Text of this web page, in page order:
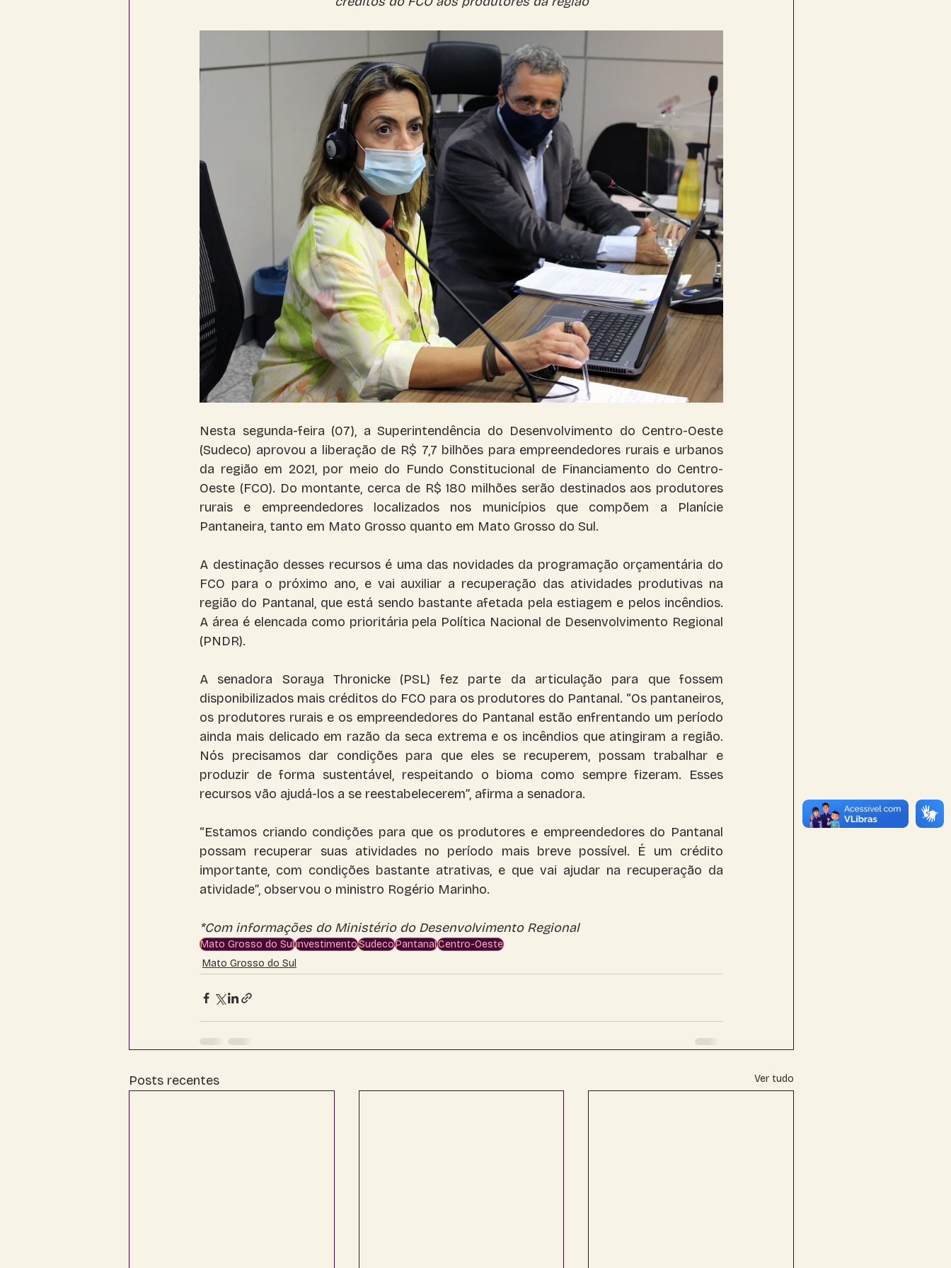
Corguinho Coronel Sapucaia Corumbá Costa Rica
Nesta segunda-feira (07), a Superintendência do Desenvolvimento do Centro-Oeste
(Sudeco) aprovou a liberação de R$ 7,7 bilhões para empreendedores rurais e urbanos
da região em 2021, por meio do Fundo Constitucional de Financiamento do Centro-
Oeste (FCO). Do montante, cerca de R$ 180 milhões serão destinados aos produtores
rurais e empreendedores localizados nos municípios que compõem a Planície
Pantaneira, tanto em Mato Grosso quanto em Mato Grosso do Sul.
A destinação desses recursos é uma das novidades da programação orçamentária do
FCO para o próximo ano, e vai auxiliar a recuperação das atividades produtivas na
região do Pantanal, que está sendo bastante afetada pela estiagem e pelos incêndios.
A área é elencada como prioritária pela Política Nacional de Desenvolvimento Regional
(PNDR).
A senadora Soraya Thronicke (PSL) fez parte da articulação para que fossem
disponibilizados mais créditos do FCO para os produtores do Pantanal. “Os pantaneiros,
os produtores rurais e os empreendedores do Pantanal estão enfrentando um período
ainda mais delicado em razão da seca extrema e os incêndios que atingiram a região.
Nós precisamos dar condições para que eles se recuperem, possam trabalhar e
produzir de forma sustentável, respeitando o bioma como sempre fizeram. Esses
recursos vão ajudá-los a se reestabelecerem”, afirma a senadora.
“Estamos criando condições para que os produtores e empreendedores do Pantanal
possam recuperar suas atividades no período mais breve possível. É um crédito
importante, com condições bastante atrativas, e que vai ajudar na recuperação da
atividade”, observou o ministro Rogério Marinho.
*Com informações do Ministério do Desenvolvimento Regional
Mato Grosso do SulinvestimentoSudecoPantanalCentro-Oeste
Mato Grosso do Sul
Posts recentes Ver tudo